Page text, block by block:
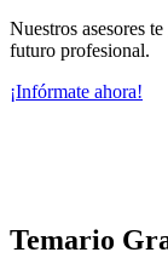
Nuestros asesores
futuro profesional.
¡Infórmate ahora!
Temario